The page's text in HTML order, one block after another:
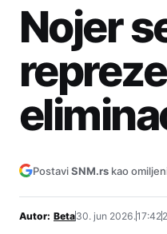
Nojer
PostaviSNM.rs kao
Autor: Beta30. jun 2026.17:42